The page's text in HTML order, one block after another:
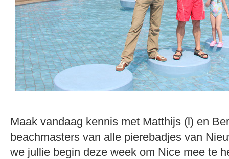
Maak vandaag kennis met Matthijs (l) en
beachmasters van alle pierebadjes van
we jullie begin deze week om Nice mee te